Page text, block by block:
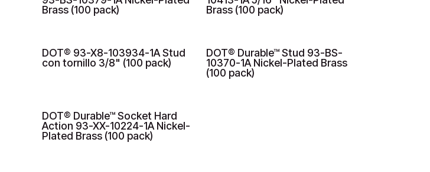
Brass (100 pack)
Brass (100 pack)
HASTA AGOTAR STOCK
DOT® 93-X8-103934-1A Stud
con tornillo 3/8" (100 pack)
DOT® Durable™ Stud 93-BS-
10370-1A Nickel-Plated Brass
(100 pack)
DOT® Durable™ Socket Hard
Action 93-XX-10224-1A Nickel-
Plated Brass (100 pack)